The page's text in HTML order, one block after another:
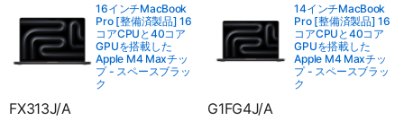
16インチMacBook
Pro [整備済製品] 16
コアCPUと40コア
GPUを搭載した
Apple M4 Maxチッ
プ - スペースブラッ
ク
FX313J/A
14インチMacBook
Pro [整備済製品] 16
コアCPUと40コア
GPUを搭載した
Apple M4 Maxチッ
プ - スペースブラッ
ク
G1FG4J/A